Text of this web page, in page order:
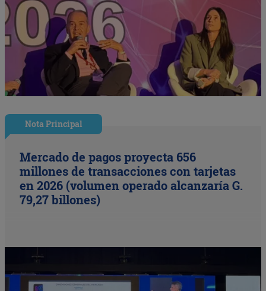
Nota Principal
Mercado de pagos proyecta 656
millones de transacciones con tarjetas
en 2026 (volumen operado alcanzaría G.
79,27 billones)